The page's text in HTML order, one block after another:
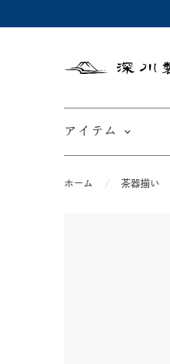
アイテム
ホーム 茶器揃い